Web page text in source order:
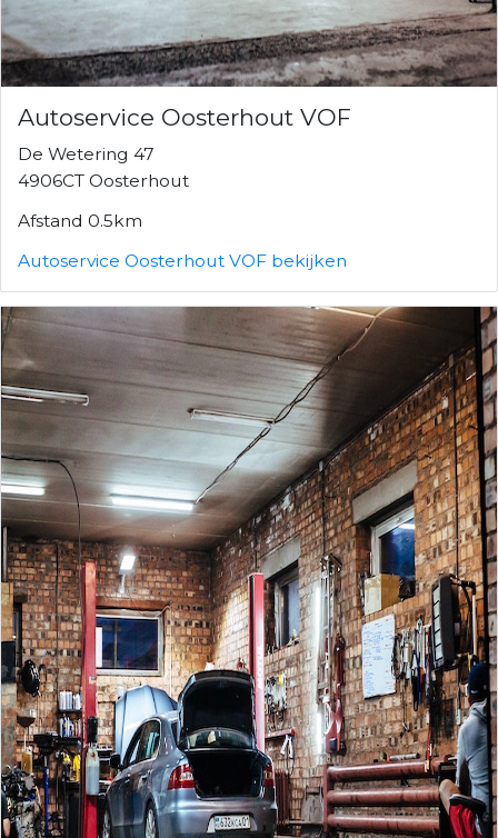
Autoservice Oosterhout VOF
De Wetering 47
4906CT Oosterhout
Afstand 0.5km
Autoservice Oosterhout VOF bekijken